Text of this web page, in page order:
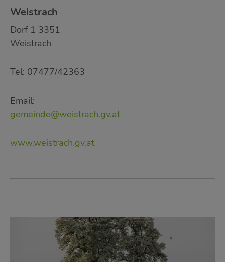
Weistrach
Dorf 1 3351
Weistrach
Tel: 07477/42363
Email:
gemeinde@weistrach.gv.at
www.weistrach.gv.at